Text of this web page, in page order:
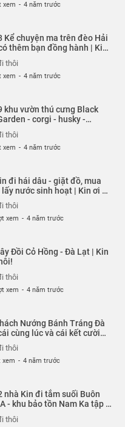
xem - 4 năm trước
Kể chuyện ma trên đèo Hải
thêm bạn đồng hành | Kin
thôi
xem - 4 năm trước
khu vườn thú cưng Black
- corgi - husky -
thôi
xem - 4 năm trước
đi hái dâu - giặt đồ, mua
lấy nước sinh hoạt | Kin ơi đi
thôi
xem - 4 năm trước
Đồi Cỏ Hồng - Đà Lạt | Kin
thôi
xem - 4 năm trước
Nướng Bánh Tráng Đà
cùng lúc và cái kết cười
ơi đi thôi!
thôi
xem - 4 năm trước
nhà Kin đi tắm suối Buôn
- khu bảo tồn Nam Ka tập 2
thôi